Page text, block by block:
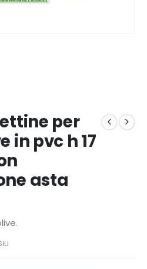
per
in pvc h 17
asta